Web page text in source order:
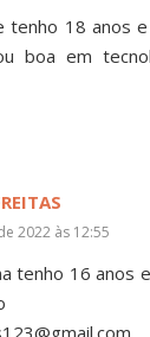
tenho 18 anos
boa em
2022 às 12:55
tenho 16 anos